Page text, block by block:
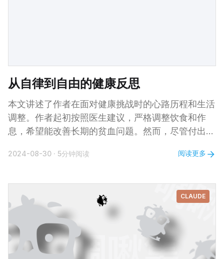
从自律到自由的健康反思
本文讲述了作者在面对健康挑战时的心路历程和生活
调整。作者起初按照医生建议，严格调整饮食和作
息，希望能改善长期的贫血问题。然而，尽管付出了
见提升，反而有所下降。这个打击让作者开始反思，
活态度。文章充满了对生命无常的感慨，表达了对健
康与快乐之间平衡的追求，读来引人深思。 都说女
性普遍比男性长寿，是因为女性受得苦忍得痛更为硬
朗，啊不不，这样说可要得罪人了。普遍被认可的原
因，可能是基因优势或荷尔蒙影响，也可能是女性比
男性多一个排毒管道。每隔一段时间流失一点气血，
2024-08-30 · 5分钟阅读 阅读更多
CLAUDE